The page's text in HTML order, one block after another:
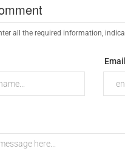
all the required information,